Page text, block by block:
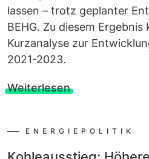
lassen – trotz geplanter
BEHG. Zu diesem
Kurzanalyse zur
2021-2023.
Weiterlesen
ENERGIEPOLITIK